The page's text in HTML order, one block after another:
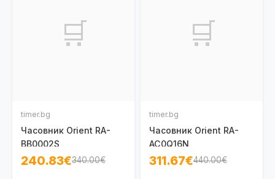
🛒
timer.bg
Часовник Orient RA-
BB0002S
240.83€340.00€
🛒
timer.bg
Часовник Orient RA-
AC0Q16N
311.67€440.00€